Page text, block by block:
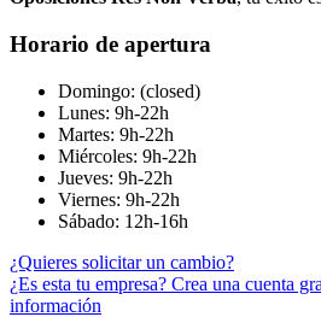
Horario de apertura
Domingo: (closed)
Lunes: 9h-22h
Martes: 9h-22h
Miércoles: 9h-22h
Jueves: 9h-22h
Viernes: 9h-22h
Sábado: 12h-16h
¿Quieres solicitar un cambio?
¿Es esta tu empresa? Crea una cuenta
información